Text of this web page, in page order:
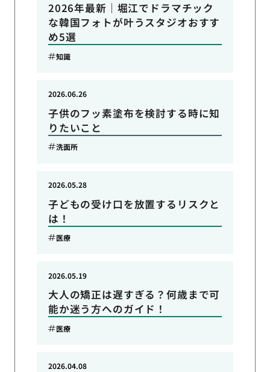
2026年最新｜堀江でドラマチック
な韓国フォトが叶うスタジオおすす
め5選
知識
子供のフッ素塗布を検討する時に知
りたいこと
2026.06.26
洗面所
子どもの受け口を放置するリスクと
は！
2026.05.28
医療
大人の矯正は遅すぎる？何歳まで可
能か迷う方へのガイド！
2026.05.19
医療
2026.04.08